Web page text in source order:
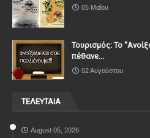
05 Μαΐου
Τουρισμός: Το
πέθανε...
02 Αυγούστου
ΤΕΛΕΥΤΑΙΑ
August 05, 2026